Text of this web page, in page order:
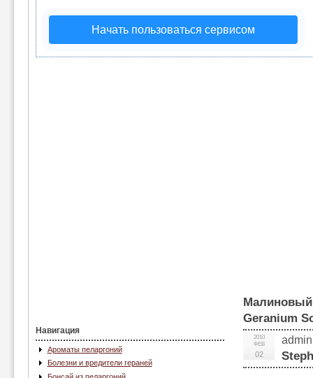
Начать пользоваться сервисом
Навигация
Ароматы пеларгоний
Болезни и вредители гераней
Бонсай из пеларгоний
Малиновый
Geranium
2010
ФЕВ
02
admin